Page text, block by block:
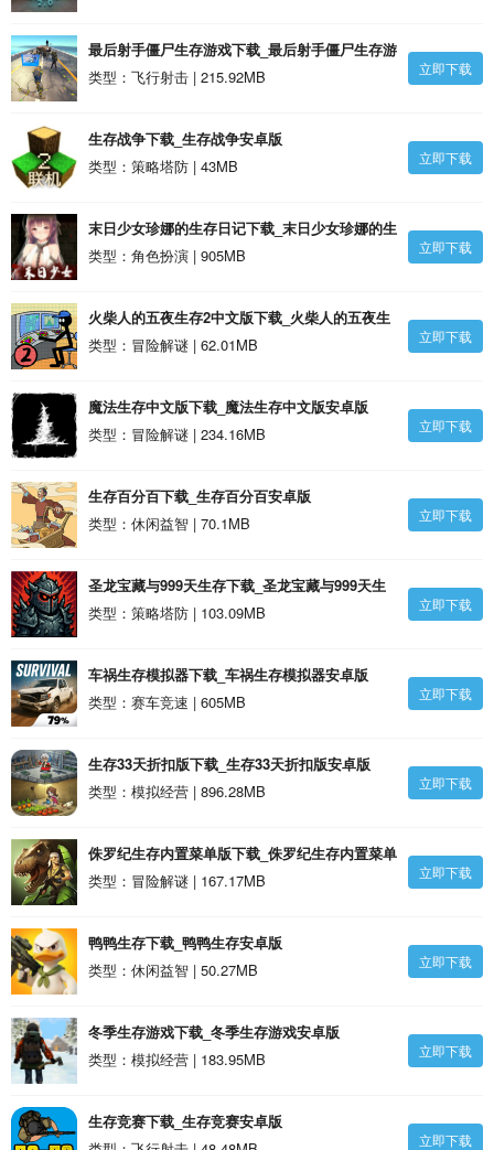
最后射手僵尸生存游戏下载_最后射手僵尸生存游
戏安卓版
类型：飞行射击 | 215.92MB 立即下载
生存战争下载_生存战争安卓版
类型：策略塔防 | 43MB
立即下载
末日少女珍娜的生存日记下载_末日少女珍娜的生
存日记安卓版
类型：角色扮演 | 905MB 立即下载
火柴人的五夜生存2中文版下载_火柴人的五夜生
存2中文版安卓版
类型：冒险解谜 | 62.01MB 立即下载
魔法生存中文版下载_魔法生存中文版安卓版
类型：冒险解谜 | 234.16MB
立即下载
生存百分百下载_生存百分百安卓版
类型：休闲益智 | 70.1MB
立即下载
圣龙宝藏与999天生存下载_圣龙宝藏与999天生
存安卓版
类型：策略塔防 | 103.09MB 立即下载
车祸生存模拟器下载_车祸生存模拟器安卓版
类型：赛车竞速 | 605MB
立即下载
生存33天折扣版下载_生存33天折扣版安卓版
类型：模拟经营 | 896.28MB
立即下载
侏罗纪生存内置菜单版下载_侏罗纪生存内置菜单
版安卓版
类型：冒险解谜 | 167.17MB 立即下载
鸭鸭生存下载_鸭鸭生存安卓版
类型：休闲益智 | 50.27MB
立即下载
冬季生存游戏下载_冬季生存游戏安卓版
类型：模拟经营 | 183.95MB
立即下载
生存竞赛下载_生存竞赛安卓版
立即下载